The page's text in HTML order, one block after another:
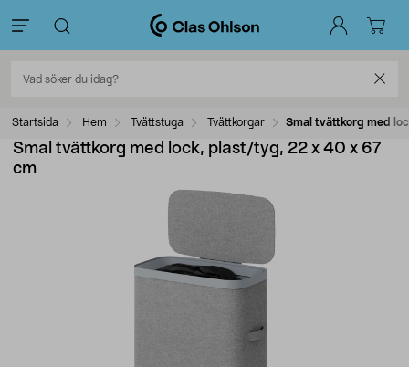
Startsida Hem Tvättstuga Tvättkorgar Smal tvättkorg med
Smal tvättkorg med lock, plast/tyg, 22 x 40 x 67
cm